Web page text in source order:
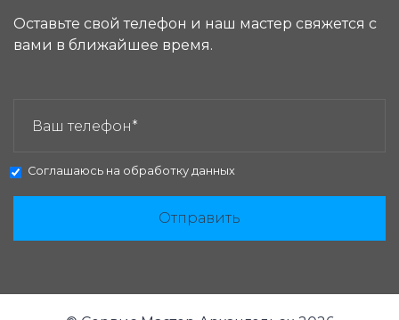
Оставьте свой телефон и наш мастер свяжется с
вами в ближайшее время.
Соглашаюсь на обработку данных
Отправить